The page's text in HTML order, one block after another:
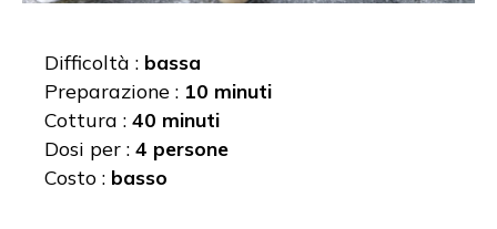
Difficoltà : bassa
Preparazione : 10 minuti
Cottura : 40 minuti
Dosi per : 4 persone
Costo : basso